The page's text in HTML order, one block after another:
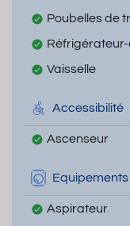
Poubelles de
Vaisselle
Accessibilité
Ascenseur
Equipements
Aspirateur